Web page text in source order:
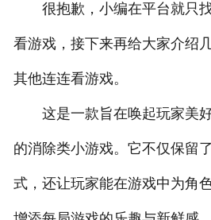
很抱歉，小编在平台就只找
看游戏，接下来再给大家介绍
其他连连看游戏。
这是一款旨在唤起玩家美好
的消除类小游戏。它不仅保留
式，还让玩家能在游戏中为角